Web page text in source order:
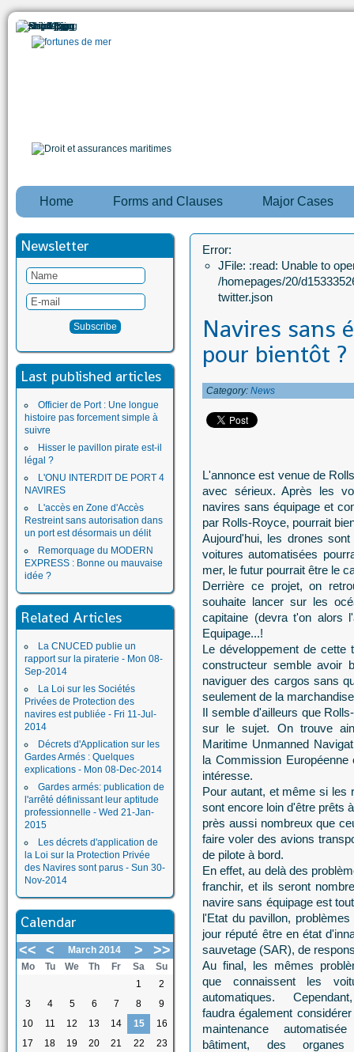
Home Forms and Clauses Major Cases
Newsletter
Last published articles
Officier de Port : Une longue
histoire pas forcement simple à
suivre
Hisser le pavillon pirate est-il
légal ?
L'ONU INTERDIT DE PORT 4
NAVIRES
L'accès en Zone d'Accès
Restreint sans autorisation dans
un port est désormais un délit
Remorquage du MODERN
EXPRESS : Bonne ou mauvaise
idée ?
Related Articles
La CNUCED publie un
rapport sur la piraterie - Mon 08-
Sep-2014
La Loi sur les Sociétés
Privées de Protection des
navires est publiée - Fri 11-Jul-
2014
Décrets d'Application sur les
Gardes Armés : Quelques
explications - Mon 08-Dec-2014
Gardes armés: publication de
l'arrêté définissant leur aptitude
professionnelle - Wed 21-Jan-
2015
Les décrets d'application de
la Loi sur la Protection Privée
des Navires sont parus - Sun 30-
Nov-2014
Calendar
<< < March 2014 > >>
Mo Tu We Th Fr Sa
Su
1
2
3
4 5 6 7 8
9
10
11 12 13 14 15
16
17
18 19 20 21 22
23
Error:
JFile: :read: Unable to
/homepages/20/
twitter.json
Navires sans
pour bientôt ?
Category: News
L'annonce est venue de
avec sérieux. Après les
navires sans équipage et
par Rolls-Royce, pourrait
Aujourd'hui, les drones
voitures automatisées
mer, le futur pourrait être le
Derrière ce projet, on
souhaite lancer sur les
capitaine (devra t'on alors
Equipage...!
Le développement de
constructeur semble avoir
naviguer des cargos sans
seulement de la
Il semble d'ailleurs que
sur le sujet. On trouve
Maritime Unmanned
la Commission
intéresse.
Pour autant, et même si les
sont encore loin d'être prêts
près aussi nombreux que
faire voler des avions
de pilote à bord.
En effet, au delà des
franchir, et ils seront
navire sans équipage est
l'Etat du pavillon,
jour réputé être en état
sauvetage (SAR), de
Au final, les mêmes
que connaissent les
automatiques.
faudra également
maintenance
bâtiment, des